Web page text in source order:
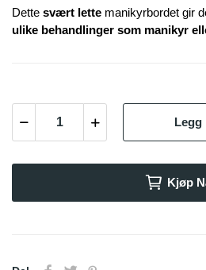
Dette svært lette manikyrbordet gir
ulike behandlinger som manikyr
Legg
Kjøp